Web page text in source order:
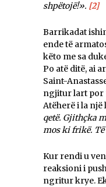
shpëtojë!». [2]
Barrikadat
ende të
këto me sa
Po atë ditë, ai
Saint-
ngjitur lart por
Atëherë i la një
qetë. Gjithçka
mos ki frikë. Të
Kur rendi u
reaksioni i
ngritur krye.